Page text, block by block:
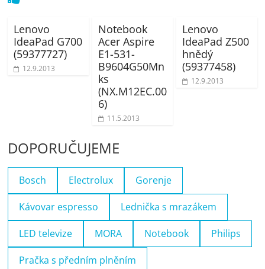
Lenovo
IdeaPad G700
(59377727)
12.9.2013
Notebook
Acer Aspire
E1-531-
B9604G50Mn
ks
(NX.M12EC.00
6)
11.5.2013
Lenovo
IdeaPad Z500
hnědý
(59377458)
12.9.2013
DOPORUČUJEME
Bosch Electrolux Gorenje
Kávovar espresso Lednička s mrazákem
LED televize MORA Notebook Philips
Pračka s předním plněním